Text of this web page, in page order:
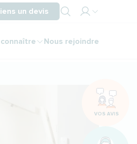
un devis
espace
Nous rejoindre
VOS AVIS